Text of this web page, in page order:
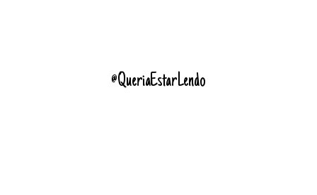
@QueriaEstarLendo